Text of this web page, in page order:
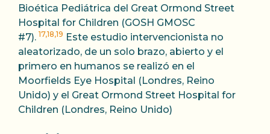
Bioética Pediátrica del Great Ormond Street
Hospital for Children (GOSH GMOSC
#7). 17,18,19 Este estudio intervencionista no
aleatorizado, de un solo brazo, abierto y el
primero en humanos se realizó en el
Moorfields Eye Hospital (Londres, Reino
Unido) y el Great Ormond Street Hospital for
Children (Londres, Reino Unido)